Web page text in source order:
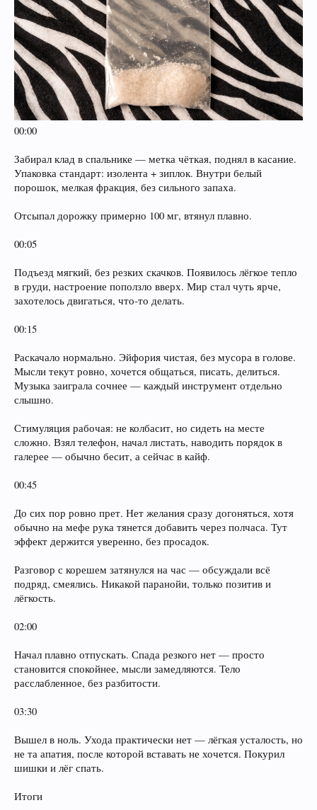
IMPERIUM — вы, конечно, психи. Но добрые.
Потому что всё это быломощно, нежно и не страшно.
Итог:
Если ты берёшь Alpha-PVP, чтобы бежать по потолку — ищи другое.
А если хочешь вечер, в котором есть и философия, и ритуал с котом, и
диктофон с чушью, которую будешь потом слушать с улыбкой —бери, не
бойся.
00:00
Забирал клад в спальнике — метка чёткая, поднял в касание.
Упаковка стандарт: изолента + зиплок. Внутри белый
порошок, мелкая фракция, без сильного запаха.
Отсыпал дорожку примерно 100 мг, втянул плавно.
00:05
Подъезд мягкий, без резких скачков. Появилось лёгкое тепло
в груди, настроение поползло вверх. Мир стал чуть ярче,
захотелось двигаться, что-то делать.
00:15
Раскачало нормально. Эйфория чистая, без мусора в голове.
Мысли текут ровно, хочется общаться, писать, делиться.
Музыка заиграла сочнее — каждый инструмент отдельно
слышно.
Стимуляция рабочая: не колбасит, но сидеть на месте
сложно. Взял телефон, начал листать, наводить порядок в
галерее — обычно бесит, а сейчас в кайф.
00:45
До сих пор ровно прет. Нет желания сразу догоняться, хотя
обычно на мефе рука тянется добавить через полчаса. Тут
эффект держится уверенно, без просадок.
Разговор с корешем затянулся на час — обсуждали всё
подряд, смеялись. Никакой паранойи, только позитив и
лёгкость.
02:00
Начал плавно отпускать. Спада резкого нет — просто
становится спокойнее, мысли замедляются. Тело
расслабленное, без разбитости.
03:30
Вышел в ноль. Ухода практически нет — лёгкая усталость, но
не та апатия, после которой вставать не хочется. Покурил
шишки и лёг спать.
Итоги